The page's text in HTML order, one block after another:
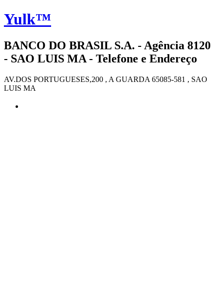
Yulk™
BANCO DO BRASIL S.A. - Agência 8120
- SAO LUIS MA - Telefone e Endereço
AV.DOS PORTUGUESES,200 , A GUARDA 65085-581 , SAO
LUIS MA